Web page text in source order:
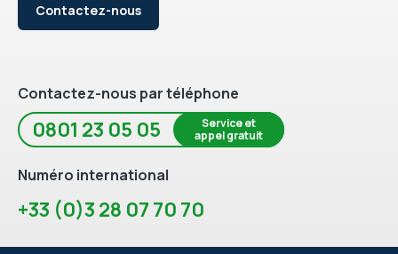
Contactez-nous
Contactez-nous par téléphone
0801 23 05 05
Service et
appel gratuit
Numéro international
+33 (0)3 28 07 70 70